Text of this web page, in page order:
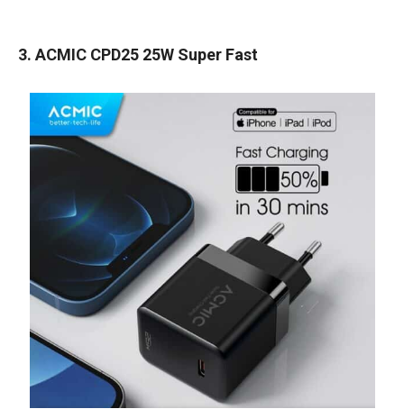
3. ACMIC CPD25 25W Super Fast